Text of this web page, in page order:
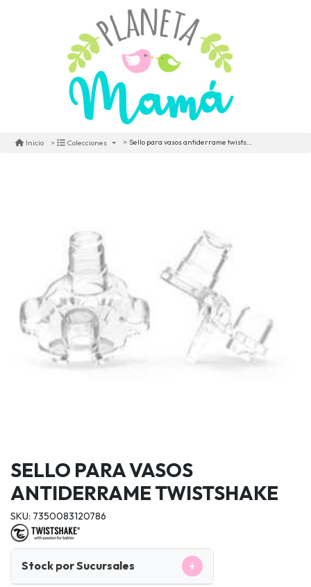
Inicio Colecciones Sello para vasos antiderrame twistshake
SELLO PARA VASOS
ANTIDERRAME TWISTSHAKE
SKU: 7350083120786
Stock por Sucursales +